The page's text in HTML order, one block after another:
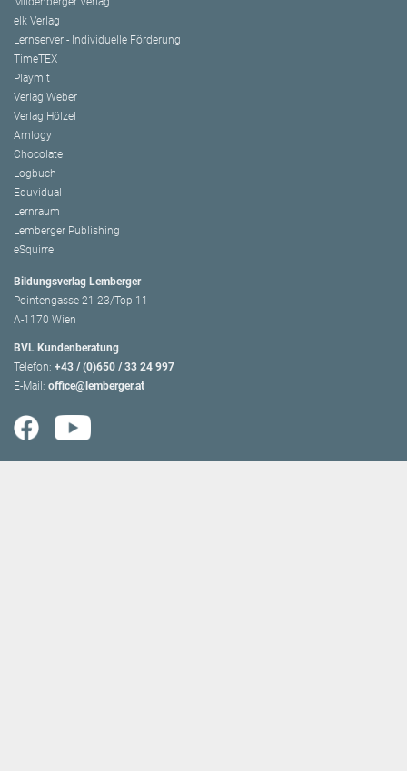
elk Verlag
Lernserver - Individuelle Förderung
TimeTEX
Playmit
Verlag Weber
Verlag Hölzel
Amlogy
Chocolate
Logbuch
Eduvidual
Lernraum
Lemberger Publishing
eSquirrel
Bildungsverlag Lemberger
Pointengasse 21-23/Top 11
A-1170 Wien
BVL Kundenberatung
Telefon: +43 / (0)650 / 33 24 997
E-Mail: office@lemberger.at